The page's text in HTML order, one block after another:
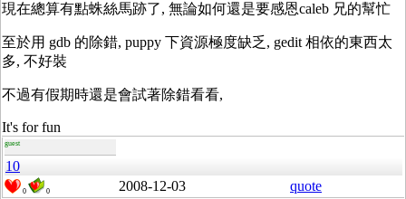
現在總算有點蛛絲馬跡了, 無論如何還是要感恩caleb 兄的幫忙
至於用 gdb 的除錯, puppy 下資源極度缺乏, gedit 相依的東西太
多, 不好裝
不過有假期時還是會試著除錯看看,
It's for fun
guest
10
0 0 2008-12-03 quote